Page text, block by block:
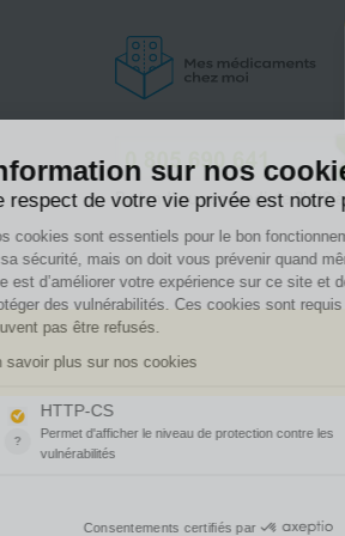
Du lundi au vendredi de 9h00 à